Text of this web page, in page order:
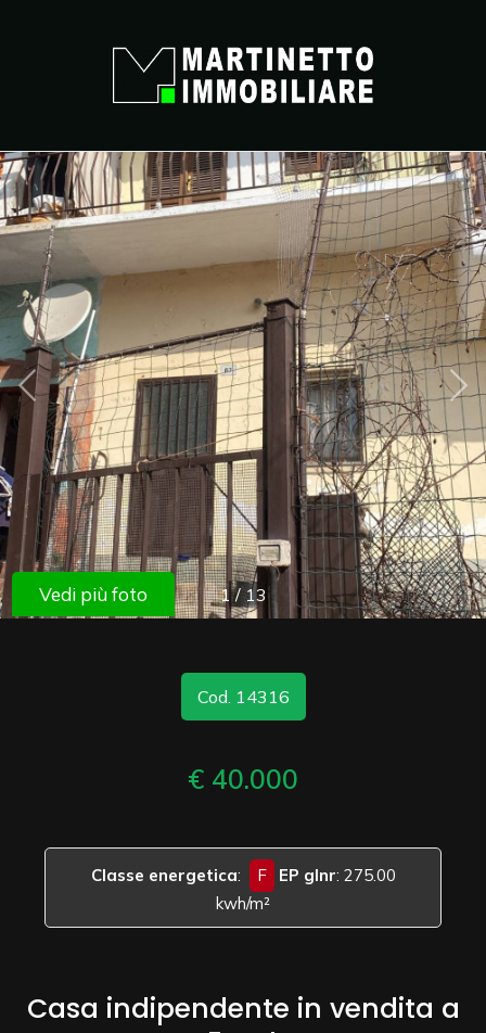
1 / 13
Vedi più foto
Cod. 14316
€ 40.000
Classe energetica: F EP glnr: 275.00
kwh/m²
Casa indipendente in vendita a
IMMOBILI
VALUTAZIONE
NEWS
CONTATTI
Contratto
Qualsiasi
Vendita
Affitto
Scegli
dove
cercare
Provincia
Comune
multiscelta